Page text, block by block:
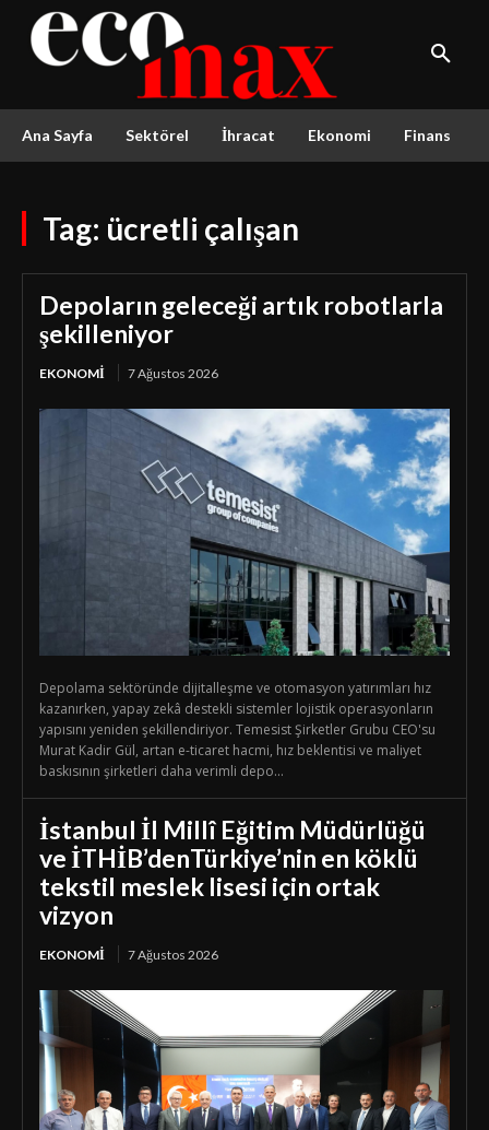
Ana Sayfa Sektörel İhracat Ekonomi Finans
Tag: ücretli çalışan
Depoların geleceği artık robotlarla
şekilleniyor
EKONOMI 7 Ağustos 2026
Depolama sektöründe dijitalleşme ve otomasyon yatırımları hız
kazanırken, yapay zekâ destekli sistemler lojistik operasyonların
yapısını yeniden şekillendiriyor. Temesist Şirketler Grubu CEO'su
Murat Kadir Gül, artan e-ticaret hacmi, hız beklentisi ve maliyet
baskısının şirketleri daha verimli depo...
İstanbul İl Millî Eğitim Müdürlüğü
ve İTHİB’denTürkiye’nin en köklü
tekstil meslek lisesi için ortak
vizyon
EKONOMI 7 Ağustos 2026